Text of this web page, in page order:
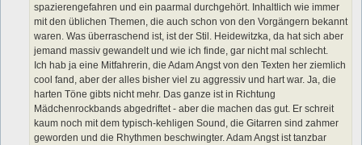
spazierengefahren und ein paarmal durchgehört. Inhaltlich wie immer
mit den üblichen Themen, die auch schon von den Vorgängern bekannt
waren. Was überraschend ist, ist der Stil. Heidewitzka, da hat sich aber
jemand massiv gewandelt und wie ich finde, gar nicht mal schlecht.
Ich hab ja eine Mitfahrerin, die Adam Angst von den Texten her ziemlich
cool fand, aber der alles bisher viel zu aggressiv und hart war. Ja, die
harten Töne gibts nicht mehr. Das ganze ist in Richtung
Mädchenrockbands abgedriftet - aber die machen das gut. Er schreit
kaum noch mit dem typisch-kehligen Sound, die Gitarren sind zahmer
geworden und die Rhythmen beschwingter. Adam Angst ist tanzbar